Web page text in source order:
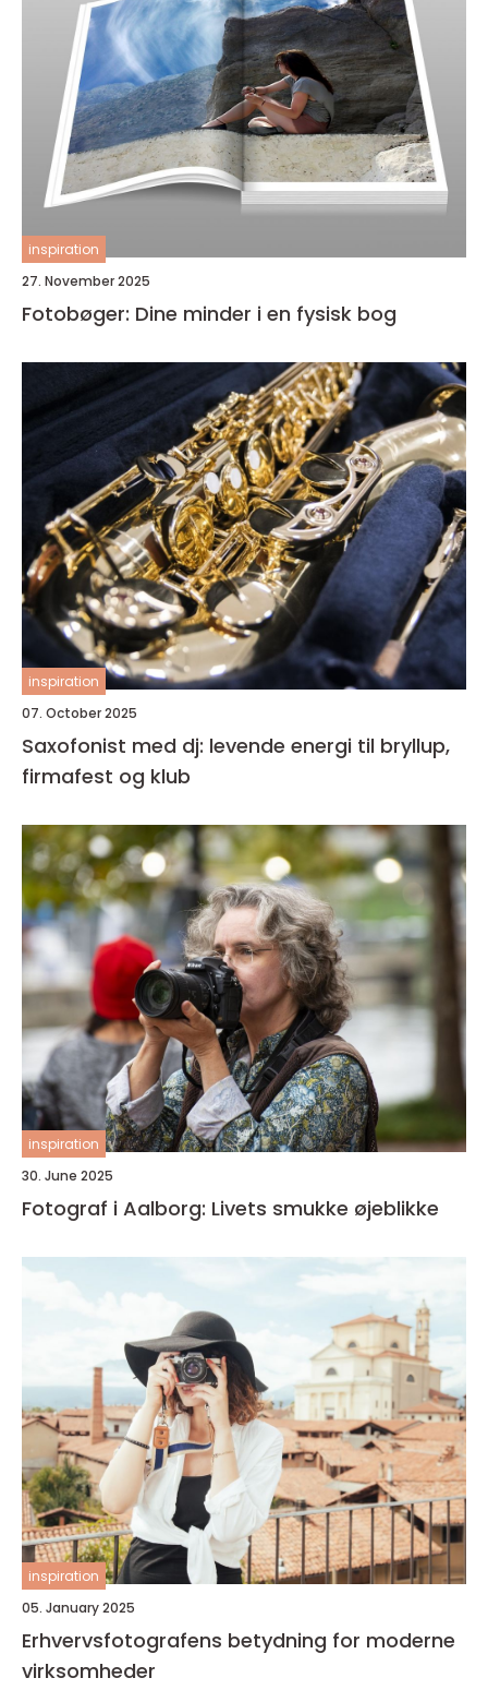
inspiration
27. November 2025
Fotobøger: Dine minder i en fysisk bog
inspiration
07. October 2025
Saxofonist med dj: levende energi til bryllup,
firmafest og klub
inspiration
30. June 2025
Fotograf i Aalborg: Livets smukke øjeblikke
inspiration
05. January 2025
Erhvervsfotografens betydning for moderne
virksomheder